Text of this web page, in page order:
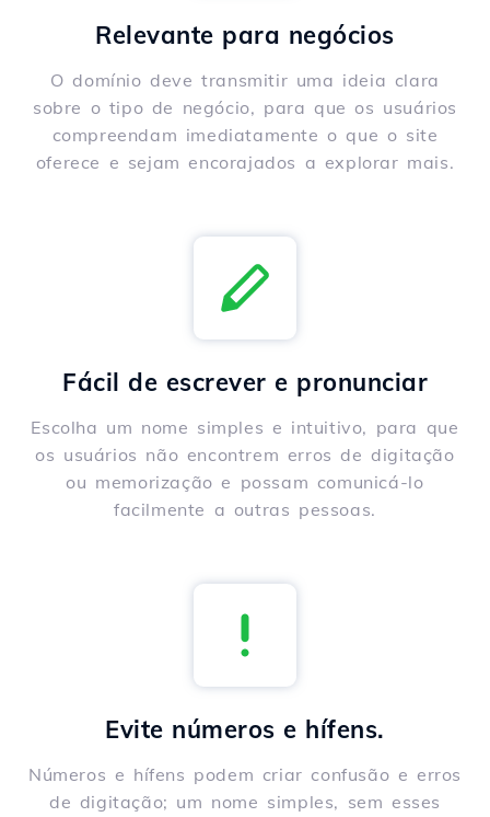
Relevante para negócios
O domínio deve transmitir uma ideia clara
sobre o tipo de negócio, para que os usuários
compreendam imediatamente o que o site
oferece e sejam encorajados a explorar mais.
Fácil de escrever e pronunciar
Escolha um nome simples e intuitivo, para que
os usuários não encontrem erros de digitação
ou memorização e possam comunicá-lo
facilmente a outras pessoas.
Evite números e hífens.
Números e hífens podem criar confusão e erros
de digitação; um nome simples, sem esses